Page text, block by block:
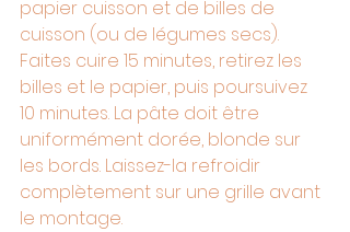
papier cuisson et de billes de
cuisson (ou de légumes secs).
Faites cuire 15 minutes, retirez les
billes et le papier, puis poursuivez
10 minutes. La pâte doit être
uniformément dorée, blonde sur
les bords. Laissez-la refroidir
complètement sur une grille avant
le montage.